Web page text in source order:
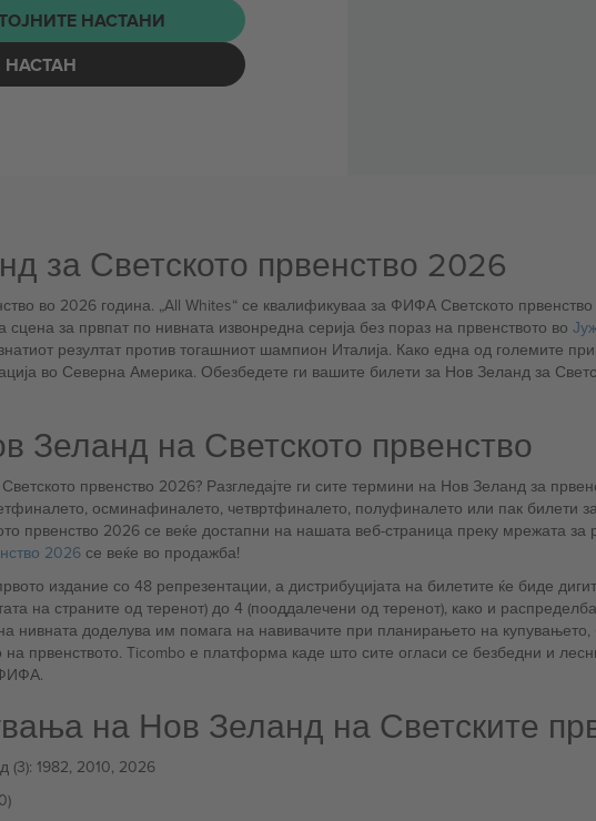
НАСТАНИ
НАСТАН
за Светското првенство 2026
во 2026 година. „All Whites“ се квалификуваа за ФИФА Светското
за првпат по нивната извонредна серија без пораз на првенството во
резултат против тогашниот шампион Италија. Како една од големите
во Северна Америка. Обезбедете ги вашите билети за Нов Зеланд за
Зеланд на Светското првенство
првенство 2026? Разгледајте ги сите термини на Нов Зеланд за
осминафиналето, четвртфиналето, полуфиналето или пак билети
првенство 2026 се веќе достапни на нашата веб-страница преку мрежата за
2026се веќе во продажба!
издание со 48 репрезентации, а дистрибуцијата на билетите ќе биде
на страните од теренот) до 4 (пооддалечени од теренот), како и
нивната доделува им помага на навивачите при планирањето на купувањето,
првенството. Ticombo е платформа каде што сите огласи се безбедни и
на Нов Зеланд на Светските
(3): 1982, 2010, 2026